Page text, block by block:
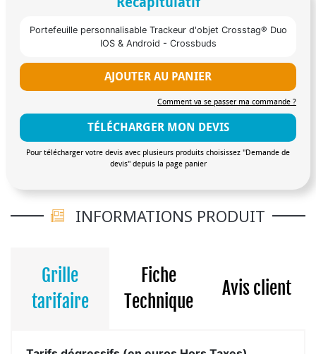
Portefeuille personnalisable Trackeur d'objet Crosstag® Duo
IOS & Android - Crossbuds
AJOUTER AU PANIER
Comment va se passer ma commande ?
TÉLÉCHARGER MON DEVIS
Pour télécharger votre devis avec plusieurs produits choisissez "Demande de
devis" depuis la page panier
INFORMATIONS PRODUIT
Grille
tarifaire
Fiche
Technique
Avis client